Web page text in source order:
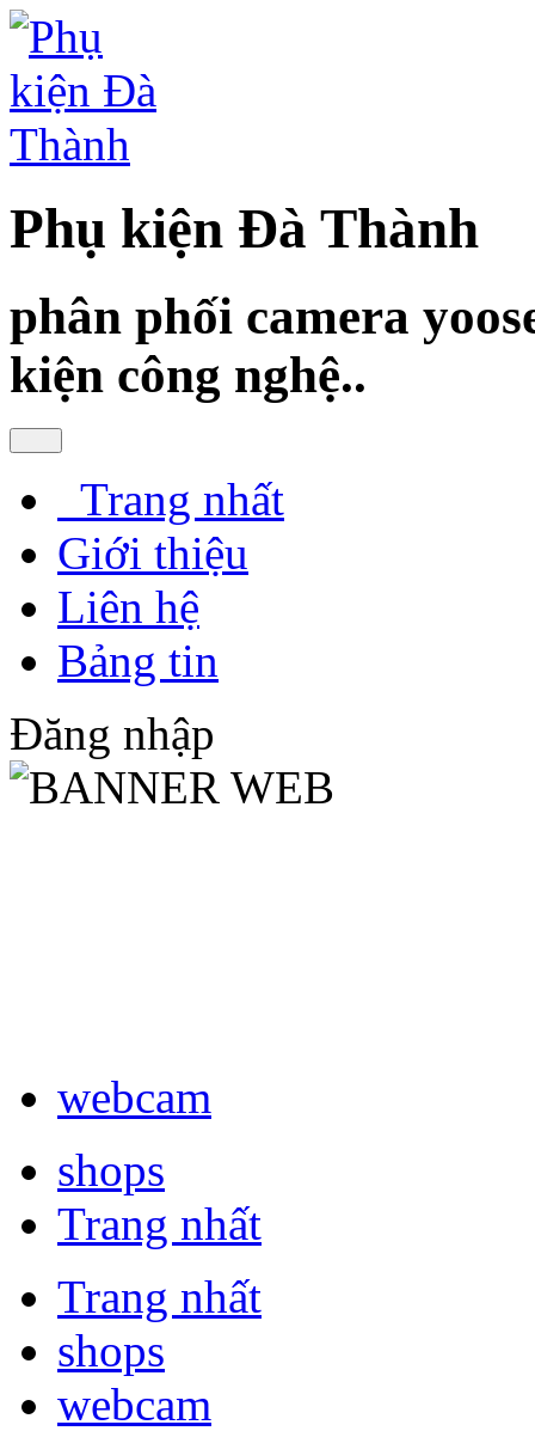
Phụ kiện Đà Thành
phân phối camera
kiện công nghệ..
Trang nhất
Giới thiệu
Liên hệ
Bảng tin
Đăng nhập
webcam
shops
Trang nhất
Trang nhất
shops
webcam